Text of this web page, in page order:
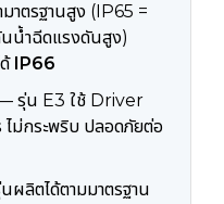
ตรฐานสูง (IP65 =
น้ำฉีดแรงดันสูง)
IP66
รุ่น E3 ใช้ Driver
ม่กระพริบ ปลอดภัยต่อ
ลิตได้ตามมาตรฐาน